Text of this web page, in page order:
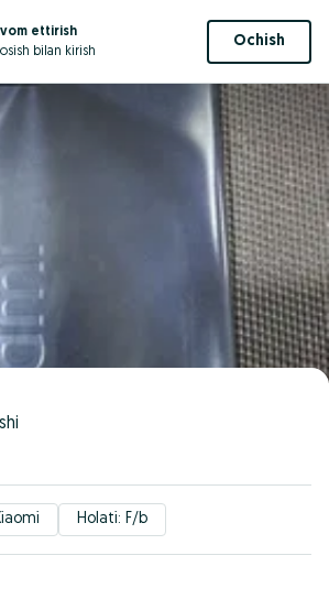
ettirish
bilan kirish
Ochish
Holati: F/b